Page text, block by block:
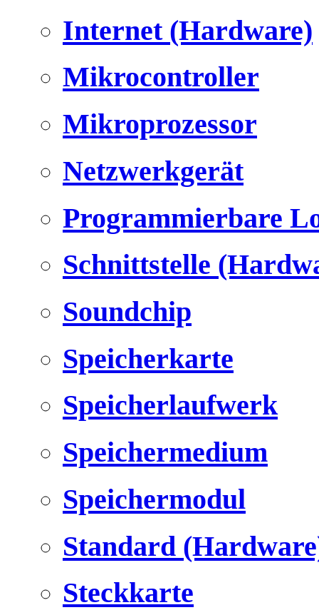
Internet (Hardware)
Mikrocontroller
Mikroprozessor
Netzwerkgerät
Programmierbare
Schnittstelle
Soundchip
Speicherkarte
Speicherlaufwerk
Speichermedium
Speichermodul
Standard
Steckkarte